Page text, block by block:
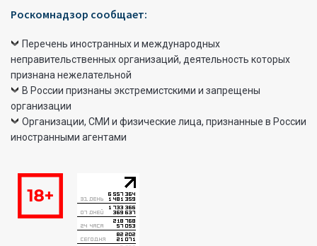
Роскомнадзор сообщает:
Перечень иностранных и международных
неправительственных организаций, деятельность которых
признана нежелательной
В России признаны экстремистскими и запрещены
организации
Организации, СМИ и физические лица, признанные в России
иностранными агентами